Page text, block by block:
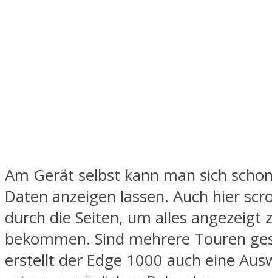
Am Gerät selbst kann man sich
Daten anzeigen lassen. Auch hier
durch die Seiten, um alles angezeigt
bekommen. Sind mehrere Touren
erstellt der Edge 1000 auch eine